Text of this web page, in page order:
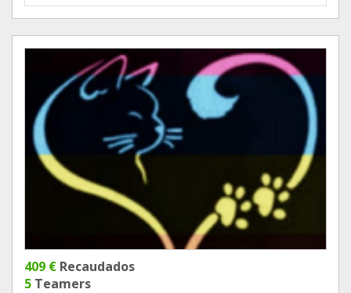
409 € Recaudados
5 Teamers